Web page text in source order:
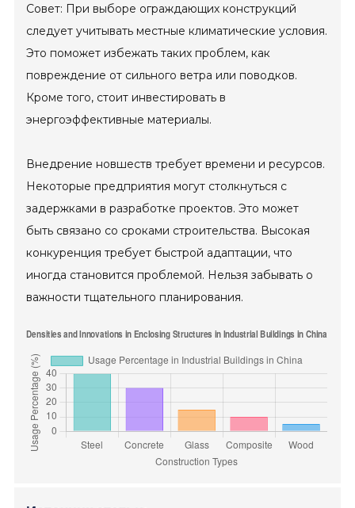
Совет: При выборе ограждающих конструкций
следует учитывать местные климатические условия.
Это поможет избежать таких проблем, как
повреждение от сильного ветра или поводков.
Кроме того, стоит инвестировать в
энергоэффективные материалы.
Внедрение новшеств требует времени и ресурсов.
Некоторые предприятия могут столкнуться с
задержками в разработке проектов. Это может
быть связано со сроками строительства. Высокая
конкуренция требует быстрой адаптации, что
иногда становится проблемой. Нельзя забывать о
важности тщательного планирования.